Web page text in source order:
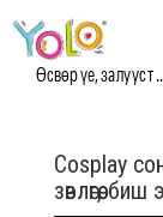
Өсвөр үе, залууст
Cosplay
зөвлөгөө, биш